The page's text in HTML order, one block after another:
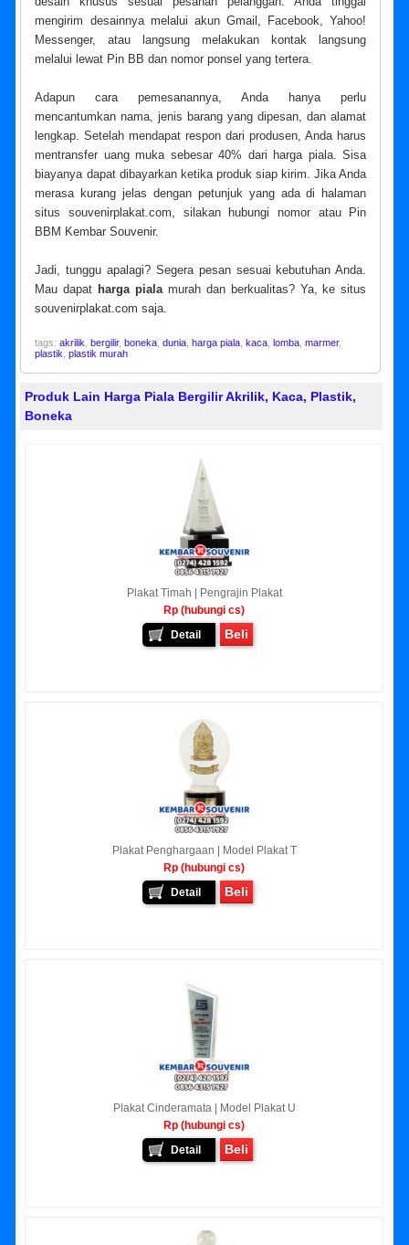
mengirim desainnya melalui akun Gmail, Facebook, Yahoo!
Messenger, atau langsung melakukan kontak langsung
melalui lewat Pin BB dan nomor ponsel yang tertera.
Adapun cara pemesanannya, Anda hanya perlu
mencantumkan nama, jenis barang yang dipesan, dan alamat
lengkap. Setelah mendapat respon dari produsen, Anda harus
mentransfer uang muka sebesar 40% dari harga piala. Sisa
biayanya dapat dibayarkan ketika produk siap kirim. Jika Anda
merasa kurang jelas dengan petunjuk yang ada di halaman
situs souvenirplakat.com, silakan hubungi nomor atau Pin
BBM Kembar Souvenir.
Jadi, tunggu apalagi? Segera pesan sesuai kebutuhan Anda.
Mau dapat harga pialamurah dan berkualitas? Ya, ke situs
souvenirplakat.com saja.
tags:akrilik ,bergilir,boneka ,dunia ,harga piala ,kaca ,lomba ,marmer,
plastik ,plastik murah
Produk Lain Harga Piala Bergilir Akrilik, Kaca, Plastik,
Boneka
Plakat Timah | Pengrajin Plakat
Rp (hubungi cs)
Detail
Beli
Plakat Penghargaan | Model Plakat T
Rp (hubungi cs)
Detail
Beli
Plakat Cinderamata | Model Plakat U
Rp (hubungi cs)
Detail
Beli